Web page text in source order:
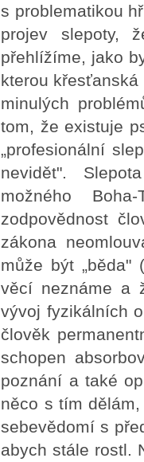
s problematikou
projev slepoty,
přehlížíme, jako
kterou
minulých
tom, že existuje
„profesionální
nevidět".
možného
zodpovědnost
zákona
může být „běda"
věcí neznáme a
vývoj fyzikálních
člověk
schopen
poznání a také
něco s tím
sebevědomí s
abych stále rostl.